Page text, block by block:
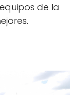
de la